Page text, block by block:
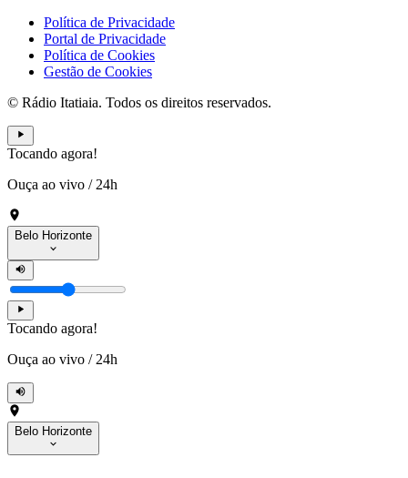
Política de Privacidade
Portal de Privacidade
Política de Cookies
Gestão de Cookies
© Rádio Itatiaia. Todos os direitos reservados.
Tocando agora!
Ouça ao vivo / 24h
Belo Horizonte
Tocando agora!
Ouça ao vivo / 24h
Belo Horizonte